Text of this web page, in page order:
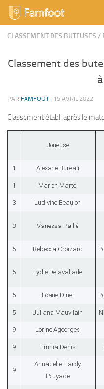
Skip to content
CLASSEMENT DES BUTEUSES /
Classement des
PAR FAMFOOT · 15 AVRIL 2022
Classement établi après le
Joueuse
1 Alexane Bureau
1 Marion Martel
3 Ludivine Beaujon
3 Vanessa Paillé
5 Rebecca Croizard
5 Lydie Delavallade
5 Loane Dinet
5 Juliana Mauvilain
9 Lorine Ageorges
9 Emma Denis
9
Annabelle Hardy
Pouyade